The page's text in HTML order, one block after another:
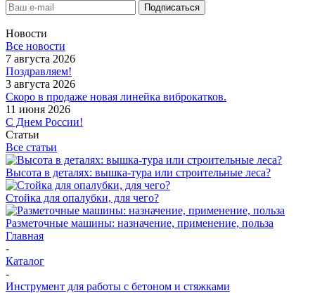
Новости
Все новости
7 августа 2026
Поздравляем!
3 августа 2026
Скоро в продаже новая линейка виброкатков.
11 июня 2026
С Днем России!
Статьи
Все статьи
Высота в деталях: вышка-тура или строительные леса?
Стойка для опалубки, для чего?
Разметочные машины: назначение, применение, польза
Главная
-
Каталог
-
Инструмент для работы с бетоном и стяжками